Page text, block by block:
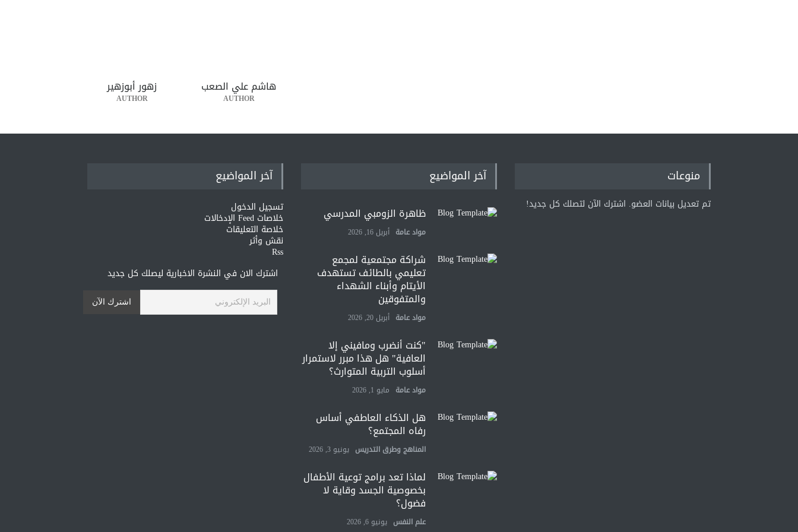
هاشم علي الصعب
AUTHOR
زهور أبوزهير
AUTHOR
منوعات
تم تعديل بيانات العضو. اشترك الآن لتصلك كل جديد!
آخر المواضيع
ظاهرة الزومبي المدرسي
مواد عامة أبريل 16, 2026
شراكة مجتمعية لمجمع
تعليمي بالطائف تستهدف
الأيتام وأبناء الشهداء
والمتفوقين
مواد عامة أبريل 20, 2026
"كنت أنضرب ومافيني إلا
العافية" هل هذا مبرر لاستمرار
أسلوب التربية المتوارث؟
مواد عامة مايو 1, 2026
هل الذكاء العاطفي أساس
رفاه المجتمع؟
المناهج وطرق التدريس يونيو 3, 2026
لماذا تعد برامج توعية الأطفال
بخصوصية الجسد وقاية لا
فضول؟
علم النفس يونيو 6, 2026
آخر المواضيع
تسجيل الدخول
خلاصات Feed الإدخالات
خلاصة التعليقات
نقش وأثر
Rss
اشترك الان في النشرة الاخبارية ليصلك كل جديد